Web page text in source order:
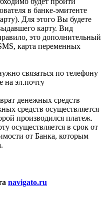
в банке-эмитенте
Для этого Вы будете
карту. Вид
это дополнительный
карта переменных
связаться по телефону
на эл.почту
денежных средств
средств осуществляется
производился платеж.
осуществляется в срок от
от Банка, которым
navigato.ru